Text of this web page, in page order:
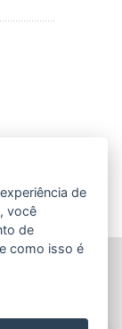
DO
de
você
de
como isso é